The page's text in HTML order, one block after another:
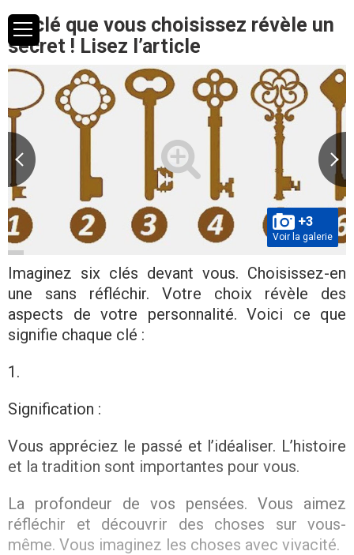
La clé que vous choisissez révèle un
secret ! Lisez l’article
+3
Voir la galerie
Imaginez six clés devant vous. Choisissez-en
une sans réfléchir. Votre choix révèle des
aspects de votre personnalité. Voici ce que
signifie chaque clé :
1.
Signification :
Vous appréciez le passé et l’idéaliser. L’histoire
et la tradition sont importantes pour vous.
La profondeur de vos pensées. Vous aimez
réfléchir et découvrir des choses sur vous-
même. Vous imaginez les choses avec vivacité.